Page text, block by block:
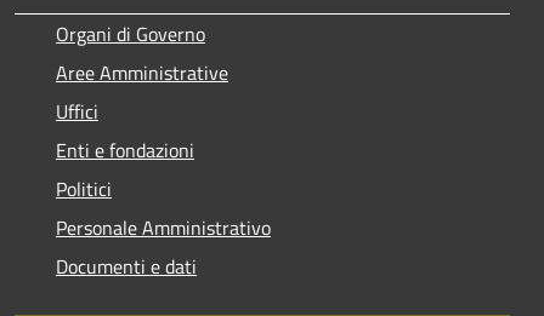
Organi di Governo
Aree Amministrative
Uffici
Enti e fondazioni
Politici
Personale Amministrativo
Documenti e dati